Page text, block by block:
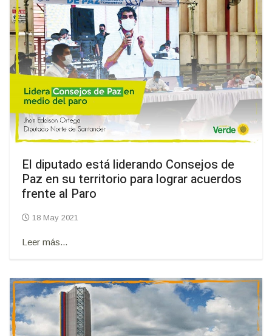
El diputado está liderando Consejos de
Paz en su territorio para lograr acuerdos
frente al Paro
18 May 2021
Leer más...